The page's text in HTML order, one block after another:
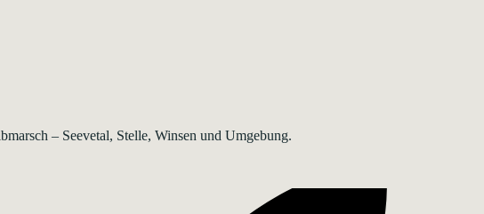
– Seevetal, Stelle, Winsen und Umgebung.